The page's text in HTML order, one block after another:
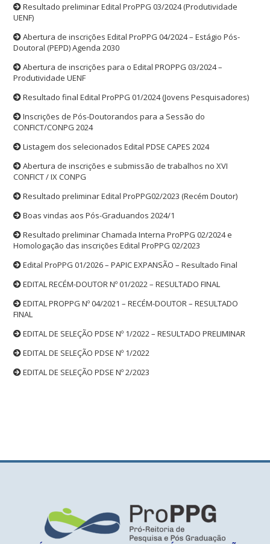
Resultado preliminar Edital ProPPG 03/2024 (Produtividade
UENF)
Abertura de inscrições Edital ProPPG 04/2024 – Estágio Pós-
Doutoral (PEPD) Agenda 2030
Abertura de inscrições para o Edital PROPPG 03/2024 –
Produtividade UENF
Resultado final Edital ProPPG 01/2024 (Jovens Pesquisadores)
Inscrições de Pós-Doutorandos para a Sessão do
CONFICT/CONPG 2024
Listagem dos selecionados Edital PDSE CAPES 2024
Abertura de inscrições e submissão de trabalhos no XVI
CONFICT / IX CONPG
Resultado preliminar Edital ProPPG02/2023 (Recém Doutor)
Boas vindas aos Pós-Graduandos 2024/1
Resultado preliminar Chamada Interna ProPPG 02/2024 e
Homologação das inscrições Edital ProPPG 02/2023
Edital ProPPG 01/2026 – PAPIC EXPANSÃO – Resultado Final
EDITAL RECÉM-DOUTOR Nº 01/2022 – RESULTADO FINAL
EDITAL PROPPG Nº 04/2021 – RECÉM-DOUTOR – RESULTADO
FINAL
EDITAL DE SELEÇÃO PDSE Nº 1/2022 – RESULTADO PRELIMINAR
EDITAL DE SELEÇÃO PDSE Nº 1/2022
EDITAL DE SELEÇÃO PDSE Nº 2/2023